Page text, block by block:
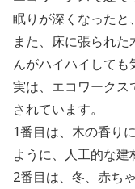
眠りが深くなったと
また、床に張られ
んがハイハイしても
実は、エコワークス
されています。
1番目は、木の香り
ように、人工的な建
2番目は、冬、赤ち